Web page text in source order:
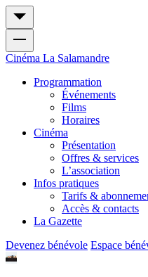
Cinéma La Salamandre
Programmation
Événements
Films
Horaires
Cinéma
Présentation
Offres & services
L’association
Infos pratiques
Tarifs &
Accès & contacts
La Gazette
Devenez bénévole Espace